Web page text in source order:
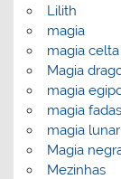
Lilith
magia
magia celta
Magia
magia
magia fadas
magia lunar
Magia
Mezinhas